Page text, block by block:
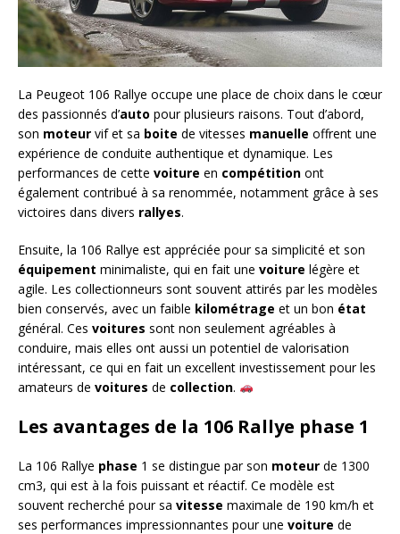
La Peugeot 106 Rallye occupe une place de choix dans le cœur
des passionnés d’auto pour plusieurs raisons. Tout d’abord,
son moteur vif et sa boite de vitesses manuelle offrent une
expérience de conduite authentique et dynamique. Les
performances de cette voiture en compétition ont
également contribué à sa renommée, notamment grâce à ses
victoires dans divers rallyes.
Ensuite, la 106 Rallye est appréciée pour sa simplicité et son
équipement minimaliste, qui en fait une voiture légère et
agile. Les collectionneurs sont souvent attirés par les modèles
bien conservés, avec un faible kilométrage et un bon état
général. Ces voitures sont non seulement agréables à
conduire, mais elles ont aussi un potentiel de valorisation
intéressant, ce qui en fait un excellent investissement pour les
amateurs de voitures de collection.
Les avantages de la 106 Rallye phase 1
La 106 Rallye phase 1 se distingue par son moteur de 1300
cm3, qui est à la fois puissant et réactif. Ce modèle est
souvent recherché pour sa vitesse maximale de 190 km/h et
ses performances impressionnantes pour une voiture de